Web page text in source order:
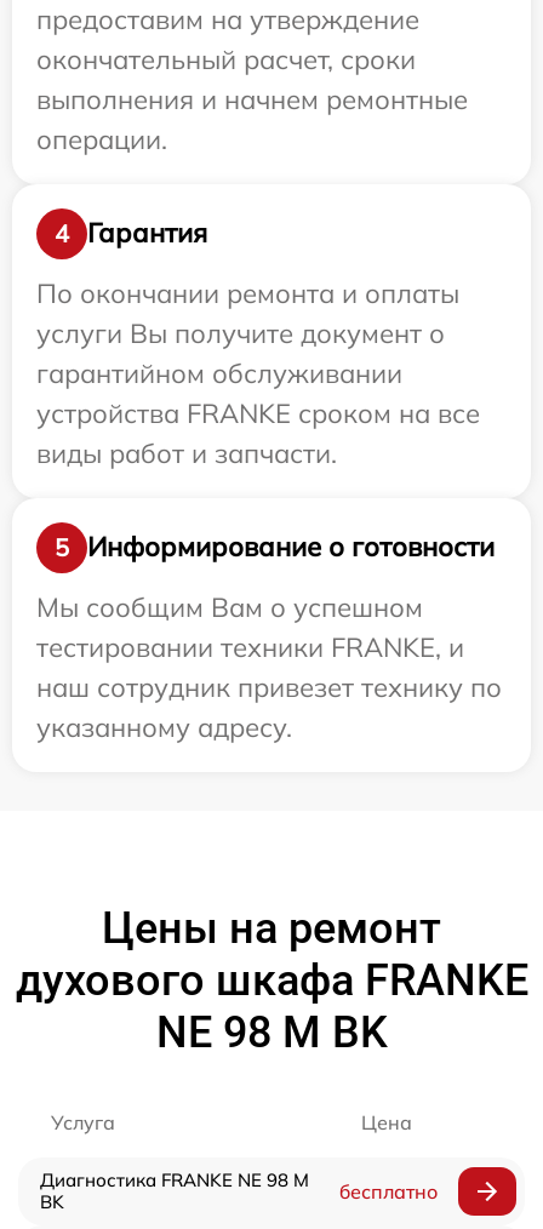
предоставим на утверждение
окончательный расчет, сроки
выполнения и начнем ремонтные
операции.
4
Гарантия
По окончании ремонта и оплаты
услуги Вы получите документ о
гарантийном обслуживании
устройства FRANKE сроком на все
виды работ и запчасти.
5
Информирование о готовности
Мы сообщим Вам о успешном
тестировании техники FRANKE, и
наш сотрудник привезет технику по
указанному адресу.
Цены на ремонт
духового шкафа FRANKE
NE 98 M BK
Услуга Цена
Диагностика FRANKE NE 98 M
BK
бесплатно